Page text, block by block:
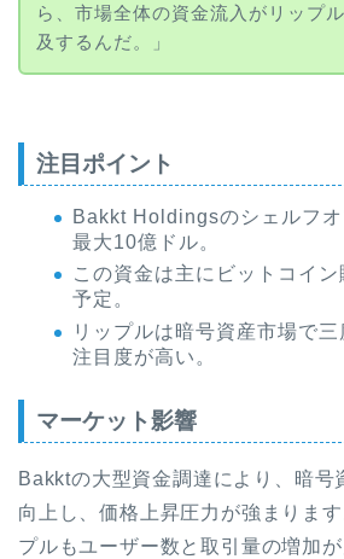
ら、市場全体の資金流入がリップ
及するんだ。」
注目ポイント
Bakkt Holdingsのシェルフ
最大10億ドル。
この資金は主にビットコイ
予定。
リップルは暗号資産市場で三
注目度が高い。
マーケット影響
Bakktの大型資金調達により、暗号
向上し、価格上昇圧力が強まりま
プルもユーザー数と取引量の増加